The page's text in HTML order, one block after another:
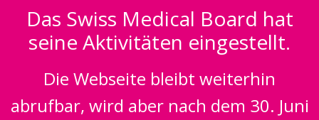
Das Swiss Medical Board hat
seine Aktivitäten eingestellt.
Die Webseite bleibt weiterhin
abrufbar, wird aber nach dem 30. Juni